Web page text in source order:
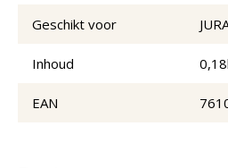
Geschikt voor
Inhoud
EAN